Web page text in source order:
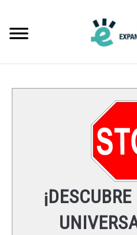
content
LEYES UNIVERSALES